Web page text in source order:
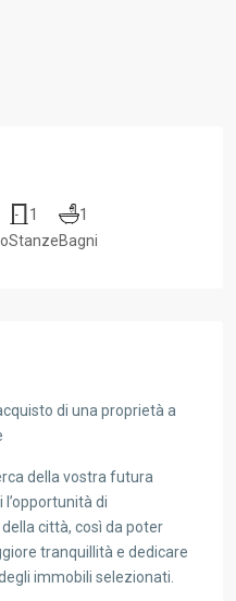
1
Stanze
1
Bagni
di una proprietà a
della vostra futura
di
città, così da poter
tranquillità e dedicare
immobili selezionati.